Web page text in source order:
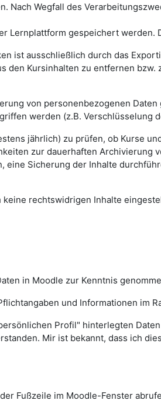
Nach Wegfall des
Lernplattform gespeichert
ist ausschließlich durch das
Kursinhalten zu entfernen
von personenbezogenen
werden (z.B. Verschlüsselung
jährlich) zu prüfen, ob Kurse
zur dauerhaften Archivierung
Sicherung der Inhalte
rechtswidrigen Inhalte
in Moodle zur Kenntnis
und Informationen im
Profil" hinterlegten
Mir ist bekannt, dass ich
Fußzeile im Moodle-Fenster